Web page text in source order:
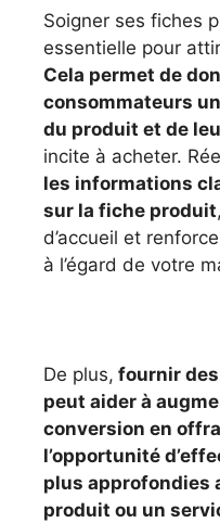
Soigner ses fiches
essentielle pour
Cela permet de
consommateurs
du produit et de
incite à acheter.
les informations
sur la fiche produit
d’accueil et
à l’égard de votre
De plus, fournir
peut aider à
conversion en
l’opportunité
plus approfondies
produit ou un